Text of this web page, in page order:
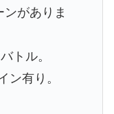
がありま
トル。
ン有り。